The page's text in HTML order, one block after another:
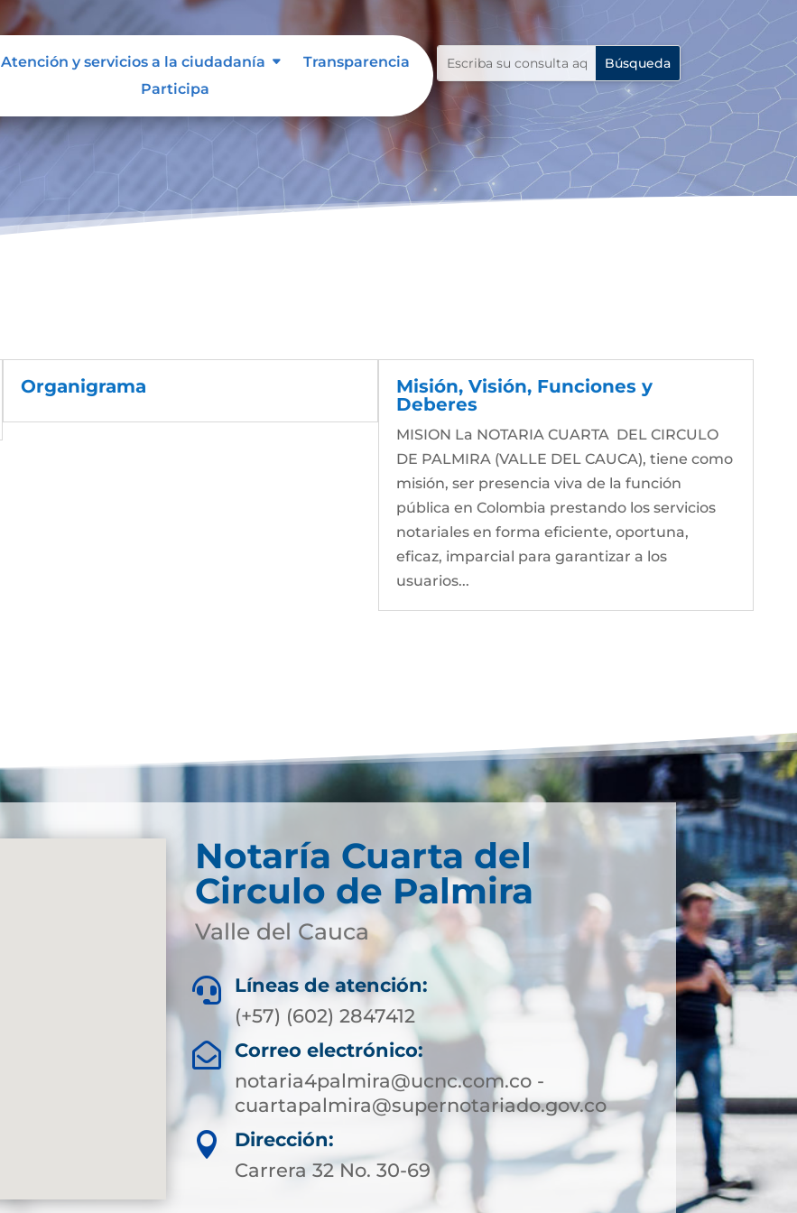
Atención y servicios a la ciudadanía
Transparencia
Participa
Organigrama
Misión, Visión, Funciones y
Deberes
MISION La NOTARIA CUARTA DEL CIRCULO
DE PALMIRA (VALLE DEL CAUCA), tiene como
misión, ser presencia viva de la función
pública en Colombia prestando los servicios
notariales en forma eficiente, oportuna,
eficaz, imparcial para garantizar a los
usuarios...
Notaría Cuarta del
Circulo de Palmira
Valle del Cauca

Líneas de atención:
(+57) (602) 2847412

Correo electrónico:
notaria4palmira@ucnc.com.co -
cuartapalmira@supernotariado.gov.co

Dirección:
Carrera 32 No. 30-69